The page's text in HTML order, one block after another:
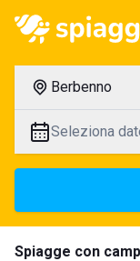
Berbenno
Seleziona
Spiagge con